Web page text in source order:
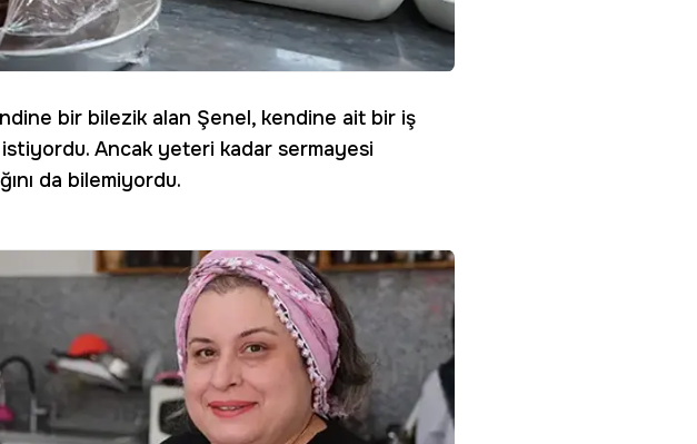
bir bilezik alan Şenel, kendine ait bir iş
Ancak yeteri kadar sermayesi
da bilemiyordu.